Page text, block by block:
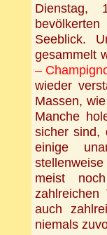
Dienstag,
Seeblick.
gesammelt
–
wieder
Massen,
Manche
sicher sind,
einige
meist
auch
niemals